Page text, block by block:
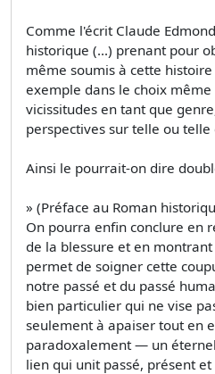
Comme l'écrit Claude
historique (...) prenant pour
même soumis à cette
exemple dans le choix même
vicissitudes en tant que
perspectives sur telle ou telle
Ainsi le pourrait-on dire
» (Préface au Roman
On pourra enfin conclure en
de la blessure et en
permet de soigner cette
notre passé et du passé
bien particulier qui ne vise
seulement à apaiser tout en
paradoxalement — un
lien qui unit passé, présent et